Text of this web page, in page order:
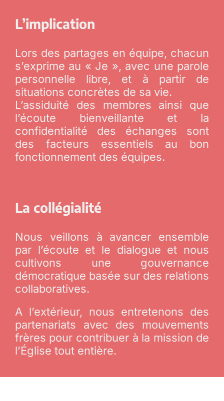
L’implication
Lors des partages en équipe, chacun
s’exprime au « Je », avec une parole
personnelle libre, et à partir de
situations concrètes de sa vie.
L’assiduité des membres ainsi que
l’écoute bienveillante et la
confidentialité des échanges sont
des facteurs essentiels au bon
fonctionnement des équipes.
La collégialité
Nous veillons à avancer ensemble
par l’écoute et le dialogue et nous
cultivons une gouvernance
démocratique basée sur des relations
collaboratives.
A l’extérieur, nous entretenons des
partenariats avec des mouvements
frères pour contribuer à la mission de
l’Église tout entière.